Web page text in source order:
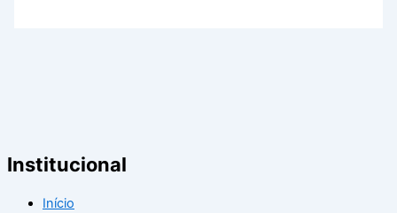
Institucional
Início